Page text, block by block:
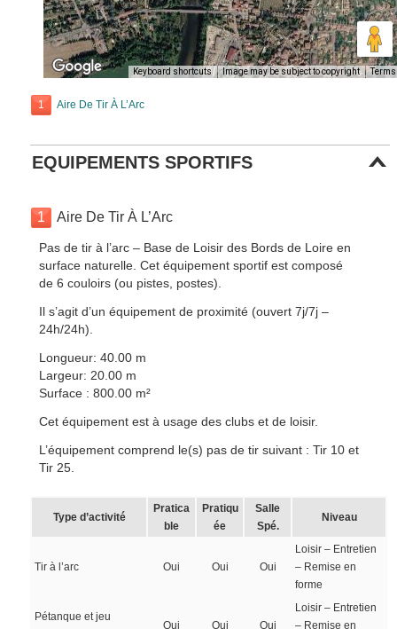
Keyboard shortcuts Image may be subject to copyright Terms
1 Aire De Tir À L’Arc
EQUIPEMENTS SPORTIFS
1 Aire De Tir À L’Arc
Pas de tir à l’arc – Base de Loisir des Bords de Loire en
surface naturelle. Cet équipement sportif est composé
de 6 couloirs (ou pistes, postes).
Il s’agit d’un équipement de proximité (ouvert 7j/7j –
24h/24h).
Longueur: 40.00 m
Largeur: 20.00 m
Surface : 800.00 m²
Cet équipement est à usage des clubs et de loisir.
L’équipement comprend le(s) pas de tir suivant : Tir 10 et
Tir 25.
Type d’activité
Pratica
ble
Pratiqu
ée
Salle
Spé.
Niveau
Tir à l’arc Oui Oui Oui
Loisir – Entretien
– Remise en
forme
Pétanque et jeu
Oui Oui Oui
Loisir – Entretien
– Remise en